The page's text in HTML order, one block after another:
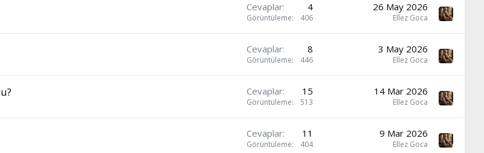
Cevaplar 4
Görüntüleme 406
26 May 2026
Ellez Goca
Cevaplar 8
Görüntüleme 446
3 May 2026
Ellez Goca
Cevaplar 15
Görüntüleme 513
14 Mar 2026
Ellez Goca
Cevaplar 11
Görüntüleme 404
9 Mar 2026
Ellez Goca